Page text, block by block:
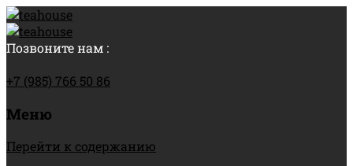
Позвоните нам :
+7 (985) 766 50 86
Меню
Перейти к содержанию